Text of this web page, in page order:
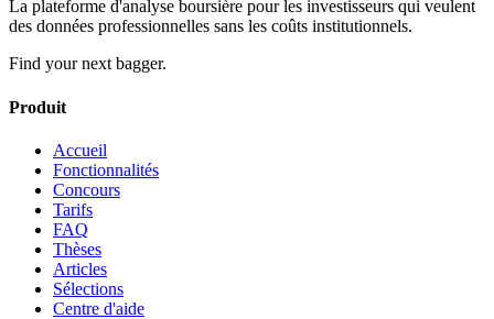
La plateforme d'analyse boursière pour les investisseurs qui veulent
des données professionnelles sans les coûts institutionnels.
Find your next bagger.
Produit
Accueil
Fonctionnalités
Concours
Tarifs
FAQ
Thèses
Articles
Sélections
Centre d'aide